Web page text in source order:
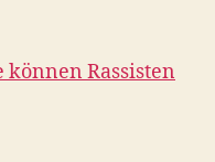
Rassisten